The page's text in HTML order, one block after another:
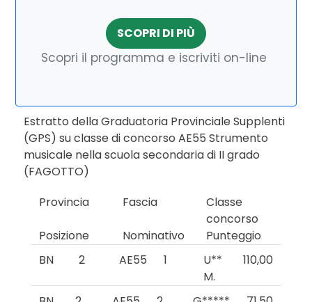
SCOPRI DI PIÙ
Scopri il programma e iscriviti on-line
Estratto della Graduatoria Provinciale Supplenti
(GPS) su classe di concorso AE55 Strumento
musicale nella scuola secondaria di II grado
(FAGOTTO)
Provincia
Fascia
Classe
concorso
Posizione
Nominativo
Punteggio
BN
2 AE55 1
U**
M.
110,00